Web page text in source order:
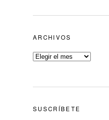
ARCHIVOS
SUSCRÍBETE